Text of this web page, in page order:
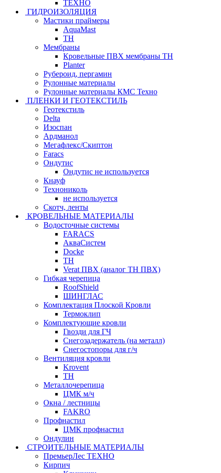
ТЕХНО
ГИДРОИЗОЛЯЦИЯ
Мастики праймеры
AquaMast
ТН
Мембраны
Кровельные ПВХ мембраны ТН
Planter
Рубероид, пергамин
Рулонные материалы
Рулонные материалы КМС Техно
ПЛЕНКИ И ГЕОТЕКСТИЛЬ
Геотекстиль
Delta
Изоспан
Ардманол
Мегафлекс/Скиптон
Faracs
Ондутис
Ондутис не используется
Кнауф
Технониколь
не используется
Скотч, ленты
КРОВЕЛЬНЫЕ МАТЕРИАЛЫ
Водосточные системы
FARACS
АкваСистем
Docke
ТН
Verat ПВХ (аналог ТН ПВХ)
Гибкая черепица
RoofShield
ШИНГЛАС
Комплектация Плоской Кровли
Термоклип
Комплектующие кровли
Гвозди для ГЧ
Снегозадержатель (на металл)
Снегостопоры для г/ч
Вентиляция кровли
Krovent
ТН
Металлочерепица
ЦМК м/ч
Окна / лестницы
FAKRO
Профнастил
ЦМК профнастил
Ондулин
СТРОИТЕЛЬНЫЕ МАТЕРИАЛЫ
ПремьерЛес ТЕХНО
Кирпич